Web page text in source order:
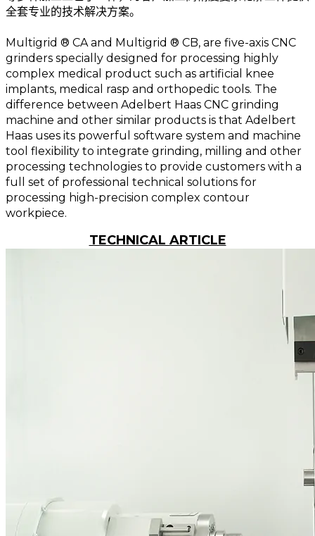
全套专业的技术解决方案。
Multigrid ® CA and Multigrid ® CB, are five-axis CNC
grinders specially designed for processing highly
complex medical product such as artificial knee
implants, medical rasp and orthopedic tools. The
difference between Adelbert Haas CNC grinding
machine and other similar products is that Adelbert
Haas uses its powerful software system and machine
tool flexibility to integrate grinding, milling and other
processing technologies to provide customers with a
full set of professional technical solutions for
processing high-precision complex contour
workpiece.
TECHNICAL ARTICLE